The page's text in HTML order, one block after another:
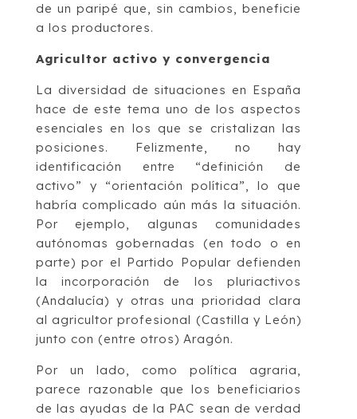
de un paripé que, sin cambios, beneficie
a los productores.
Agricultor activo y convergencia
La diversidad de situaciones en España
hace de este tema uno de los aspectos
esenciales en los que se cristalizan las
posiciones. Felizmente, no hay
identificación entre “definición de
activo” y “orientación política”, lo que
habría complicado aún más la situación.
Por ejemplo, algunas comunidades
autónomas gobernadas (en todo o en
parte) por el Partido Popular defienden
la incorporación de los pluriactivos
(Andalucía) y otras una prioridad clara
al agricultor profesional (Castilla y León)
junto con (entre otros) Aragón.
Por un lado, como política agraria,
parece razonable que los beneficiarios
de las ayudas de la PAC sean de verdad